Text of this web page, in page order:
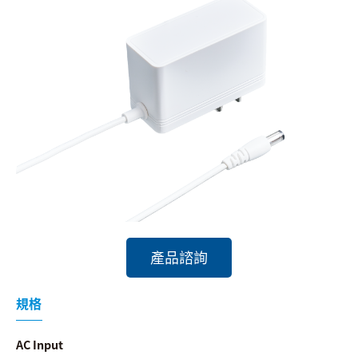
新聞中心
聯絡我們
搜尋
規格
AC Input
產品諮詢